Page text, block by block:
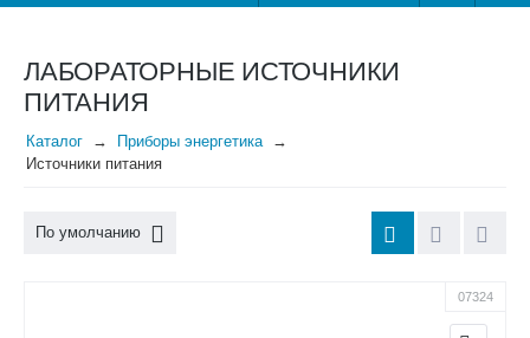
ЛАБОРАТОРНЫЕ ИСТОЧНИКИ
ПИТАНИЯ
Каталог
Приборы энергетика
Источники питания
По умолчанию
07324